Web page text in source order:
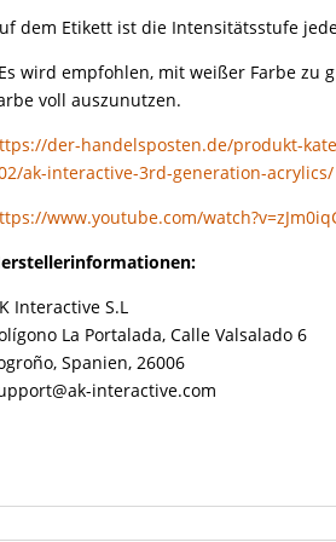
dem Etikett ist die Intensitätsstufe
wird empfohlen, mit weißer Farbe zu
voll auszunutzen.
der-handelsposten.de/produkt-
ak-interactive-3rd-generation-acrylics/
www.youtube.com/
Interactive S.L
La Portalada, Calle Valsalado 6
Spanien, 26006
interactive.com